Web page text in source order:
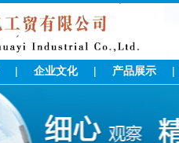
| 企业文化 | 产品展示